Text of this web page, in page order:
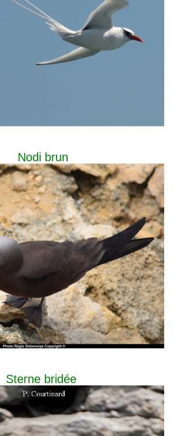
Nodi brun
Sterne bridée